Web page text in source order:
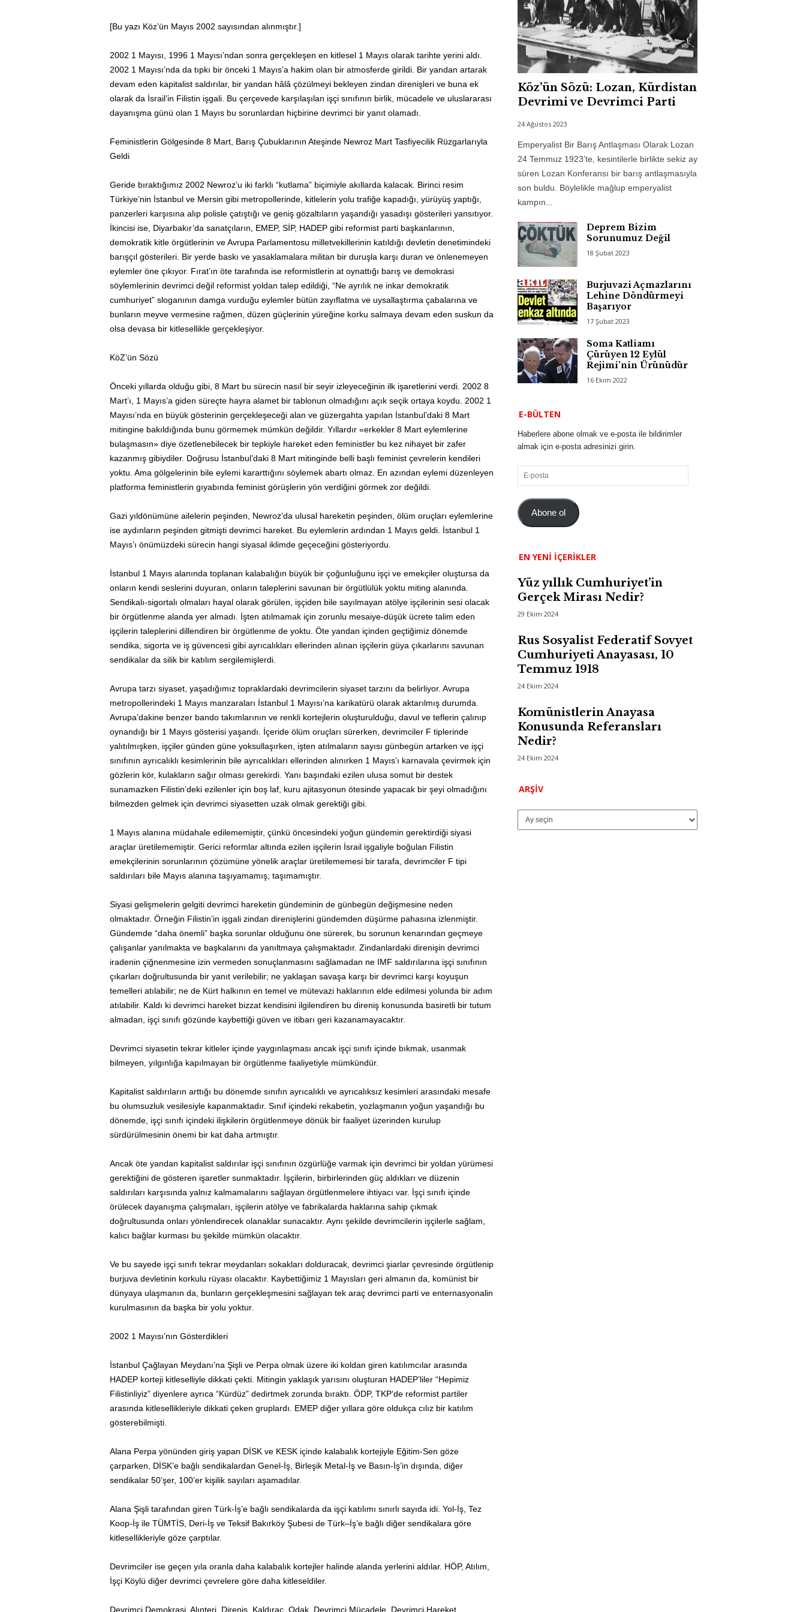
[Bu yazı Köz’ün Mayıs 2002 sayısından alınmıştır.]
2002 1 Mayısı, 1996 1 Mayısı’ndan sonra gerçekleşen en kitlesel 1 Mayıs olarak tarihte yerini aldı.
2002 1 Mayısı’nda da tıpkı bir önceki 1 Mayıs’a hakim olan bir atmosferde girildi. Bir yandan artarak
devam eden kapitalist saldırılar, bir yandan hâlâ çözülmeyi bekleyen zindan direnişleri ve buna ek
olarak da İsrail’in Filistin işgali. Bu çerçevede karşılaşılan işçi sınıfının birlik, mücadele ve uluslararası
dayanışma günü olan 1 Mayıs bu sorunlardan hiçbirine devrimci bir yanıt olamadı.
Feministlerin Gölgesinde 8 Mart, Barış Çubuklarının Ateşinde Newroz Mart Tasfiyecilik Rüzgarlarıyla
Geldi
Geride bıraktığımız 2002 Newroz’u iki farklı “kutlama” biçimiyle akıllarda kalacak. Birinci resim
Türkiye’nin İstanbul ve Mersin gibi metropollerinde, kitlelerin yolu trafiğe kapadığı, yürüyüş yaptığı,
panzerleri karşısına alıp polisle çatıştığı ve geniş gözaltıların yaşandığı yasadışı gösterileri yansıtıyor.
İkincisi ise, Diyarbakır’da sanatçıların, EMEP, SİP, HADEP gibi reformist parti başkanlarının,
demokratik kitle örgütlerinin ve Avrupa Parlamentosu milletvekillerinin katıldığı devletin denetimindeki
barışçıl gösterileri. Bir yerde baskı ve yasaklamalara militan bir duruşla karşı duran ve önlenemeyen
eylemler öne çıkıyor. Fırat’ın öte tarafında ise reformistlerin at oynattığı barış ve demokrasi
söylemlerinin devrimci değil reformist yoldan talep edildiği, “Ne ayrılık ne inkar demokratik
cumhuriyet” sloganının damga vurduğu eylemler bütün zayıflatma ve uysallaştırma çabalarına ve
bunların meyve vermesine rağmen, düzen güçlerinin yüreğine korku salmaya devam eden suskun da
olsa devasa bir kitlesellikle gerçekleşiyor.
KöZ’ün Sözü
Önceki yıllarda olduğu gibi, 8 Mart bu sürecin nasıl bir seyir izleyeceğinin ilk işaretlerini verdi. 2002 8
Mart’ı, 1 Mayıs’a giden süreçte hayra alamet bir tablonun olmadığını açık seçik ortaya koydu. 2002 1
Mayısı’nda en büyük gösterinin gerçekleşeceği alan ve güzergahta yapılan İstanbul’daki 8 Mart
mitingine bakıldığında bunu görmemek mümkün değildir. Yıllardır «erkekler 8 Mart eylemlerine
bulaşmasın» diye özetlenebilecek bir tepkiyle hareket eden feministler bu kez nihayet bir zafer
kazanmış gibiydiler. Doğrusu İstanbul’daki 8 Mart mitinginde belli başlı feminist çevrelerin kendileri
yoktu. Ama gölgelerinin bile eylemi kararttığını söylemek abartı olmaz. En azından eylemi düzenleyen
platforma feministlerin gıyabında feminist görüşlerin yön verdiğini görmek zor değildi.
Gazi yıldönümüne ailelerin peşinden, Newroz’da ulusal hareketin peşinden, ölüm oruçları eylemlerine
ise aydınların peşinden gitmişti devrimci hareket. Bu eylemlerin ardından 1 Mayıs geldi. İstanbul 1
Mayıs’ı önümüzdeki sürecin hangi siyasal iklimde geçeceğini gösteriyordu.
İstanbul 1 Mayıs alanında toplanan kalabalığın büyük bir çoğunluğunu işçi ve emekçiler oluştursa da
onların kendi seslerini duyuran, onların taleplerini savunan bir örgütlülük yoktu miting alanında.
Sendikalı-sigortalı olmaları hayal olarak görülen, işçiden bile sayılmayan atölye işçilerinin sesi olacak
bir örgütlenme alanda yer almadı. İşten atılmamak için zorunlu mesaiye-düşük ücrete talim eden
işçilerin taleplerini dillendiren bir örgütlenme de yoktu. Öte yandan içinden geçtiğimiz dönemde
sendika, sigorta ve iş güvencesi gibi ayrıcalıkları ellerinden alınan işçilerin güya çıkarlarını savunan
sendikalar da silik bir katılım sergilemişlerdi.
Avrupa tarzı siyaset, yaşadığımız topraklardaki devrimcilerin siyaset tarzını da belirliyor. Avrupa
metropollerindeki 1 Mayıs manzaraları İstanbul 1 Mayısı’na karikatürü olarak aktarılmış durumda.
Avrupa’dakine benzer bando takımlarının ve renkli kortejlerin oluşturulduğu, davul ve teflerin çalınıp
oynandığı bir 1 Mayıs gösterisi yaşandı. İçeride ölüm oruçları sürerken, devrimciler F tiplerinde
yalıtılmışken, işçiler günden güne yoksullaşırken, işten atılmaların sayısı günbegün artarken ve işçi
sınıfının ayrıcalıklı kesimlerinin bile ayrıcalıkları ellerinden alınırken 1 Mayıs’ı karnavala çevirmek için
gözlerin kör, kulakların sağır olması gerekirdi. Yanı başındaki ezilen ulusa somut bir destek
sunamazken Filistin’deki ezilenler için boş laf, kuru ajitasyonun ötesinde yapacak bir şeyi olmadığını
bilmezden gelmek için devrimci siyasetten uzak olmak gerektiği gibi.
1 Mayıs alanına müdahale edilememiştir, çünkü öncesindeki yoğun gündemin gerektirdiği siyasi
araçlar üretilememiştir. Gerici reformlar altında ezilen işçilerin İsrail işgaliyle boğulan Filistin
emekçilerinin sorunlarının çözümüne yönelik araçlar üretilememesi bir tarafa, devrimciler F tipi
saldırıları bile Mayıs alanına taşıyamamış; taşımamıştır.
Siyasi gelişmelerin gelgiti devrimci hareketin gündeminin de günbegün değişmesine neden
olmaktadır. Örneğin Filistin’in işgali zindan direnişlerini gündemden düşürme pahasına izlenmiştir.
Gündemde “daha önemli” başka sorunlar olduğunu öne sürerek, bu sorunun kenarından geçmeye
çalışanlar yanılmakta ve başkalarını da yanıltmaya çalışmaktadır. Zindanlardaki direnişin devrimci
iradenin çiğnenmesine izin vermeden sonuçlanmasını sağlamadan ne IMF saldırılarına işçi sınıfının
çıkarları doğrultusunda bir yanıt verilebilir; ne yaklaşan savaşa karşı bir devrimci karşı koyuşun
temelleri atılabilir; ne de Kürt halkının en temel ve mütevazi haklarının elde edilmesi yolunda bir adım
atılabilir. Kaldı ki devrimci hareket bizzat kendisini ilgilendiren bu direniş konusunda basiretli bir tutum
almadan, işçi sınıfı gözünde kaybettiği güven ve itibarı geri kazanamayacaktır.
Devrimci siyasetin tekrar kitleler içinde yaygınlaşması ancak işçi sınıfı içinde bıkmak, usanmak
bilmeyen, yılgınlığa kapılmayan bir örgütlenme faaliyetiyle mümkündür.
Kapitalist saldırıların arttığı bu dönemde sınıfın ayrıcalıklı ve ayrıcalıksız kesimleri arasındaki mesafe
bu olumsuzluk vesilesiyle kapanmaktadır. Sınıf içindeki rekabetin, yozlaşmanın yoğun yaşandığı bu
dönemde, işçi sınıfı içindeki ilişkilerin örgütlenmeye dönük bir faaliyet üzerinden kurulup
sürdürülmesinin önemi bir kat daha artmıştır.
Ancak öte yandan kapitalist saldırılar işçi sınıfının özgürlüğe varmak için devrimci bir yoldan yürümesi
gerektiğini de gösteren işaretler sunmaktadır. İşçilerin, birbirlerinden güç aldıkları ve düzenin
saldırıları karşısında yalnız kalmamalarını sağlayan örgütlenmelere ihtiyacı var. İşçi sınıfı içinde
örülecek dayanışma çalışmaları, işçilerin atölye ve fabrikalarda haklarına sahip çıkmak
doğrultusunda onları yönlendirecek olanaklar sunacaktır. Aynı şekilde devrimcilerin işçilerle sağlam,
kalıcı bağlar kurması bu şekilde mümkün olacaktır.
Ve bu sayede işçi sınıfı tekrar meydanları sokakları dolduracak, devrimci şiarlar çevresinde örgütlenip
burjuva devletinin korkulu rüyası olacaktır. Kaybettiğimiz 1 Mayısları geri almanın da, komünist bir
dünyaya ulaşmanın da, bunların gerçekleşmesini sağlayan tek araç devrimci parti ve enternasyonalin
kurulmasının da başka bir yolu yoktur.
2002 1 Mayısı’nın Gösterdikleri
İstanbul Çağlayan Meydanı’na Şişli ve Perpa olmak üzere iki koldan giren katılımcılar arasında
HADEP korteji kitleselliyle dikkati çekti. Mitingin yaklaşık yarısını oluşturan HADEP’liler “Hepimiz
Filistinliyiz” diyenlere ayrıca “Kürdüz” dedirtmek zorunda bıraktı. ÖDP, TKP’de reformist partiler
arasında kitlesellikleriyle dikkati çeken gruplardı. EMEP diğer yıllara göre oldukça cılız bir katılım
gösterebilmişti.
Alana Perpa yönünden giriş yapan DİSK ve KESK içinde kalabalık kortejiyle Eğitim-Sen göze
çarparken, DİSK’e bağlı sendikalardan Genel-İş, Birleşik Metal-İş ve Basın-İş’in dışında, diğer
sendikalar 50’şer, 100’er kişilik sayıları aşamadılar.
Alana Şişli tarafından giren Türk-İş’e bağlı sendikalarda da işçi katılımı sınırlı sayıda idi. Yol-İş, Tez
Koop-İş ile TÜMTİS, Deri-İş ve Teksif Bakırköy Şubesi de Türk–İş’e bağlı diğer sendikalara göre
kitlesellikleriyle göze çarptılar.
Devrimciler ise geçen yıla oranla daha kalabalık kortejler halinde alanda yerlerini aldılar. HÖP, Atılım,
İşçi Köylü diğer devrimci çevrelere göre daha kitleseldiler.
Devrimci Demokrasi, Alınteri, Direniş, Kaldıraç, Odak, Devrimci Mücadele, Devrimci Hareket,
Köz’ün Sözü: Lozan, Kürdistan
Devrimi ve Devrimci Parti
24 Ağustos 2023
Emperyalist Bir Barış Antlaşması Olarak Lozan
24 Temmuz 1923’te, kesintilerle birlikte sekiz ay
süren Lozan Konferansı bir barış antlaşmasıyla
son buldu. Böylelikle mağlup emperyalist
kampın...
Deprem Bizim
Sorunumuz Değil
18 Şubat 2023
Burjuvazi Açmazlarını
Lehine Döndürmeyi
Başarıyor
17 Şubat 2023
Soma Katliamı
Çürüyen 12 Eylül
Rejimi’nin Ürünüdür
16 Ekim 2022
E-BÜLTEN
Haberlere abone olmak ve e-posta ile bildirimler
almak için e-posta adresinizi girin.
E-
posta
Abone ol
EN YENI İÇERIKLER
Yüz yıllık Cumhuriyet’in
Gerçek Mirası Nedir?
29 Ekim 2024
Rus Sosyalist Federatif Sovyet
Cumhuriyeti Anayasası, 10
Temmuz 1918
24 Ekim 2024
Komünistlerin Anayasa
Konusunda Referansları
Nedir?
24 Ekim 2024
ARŞIV